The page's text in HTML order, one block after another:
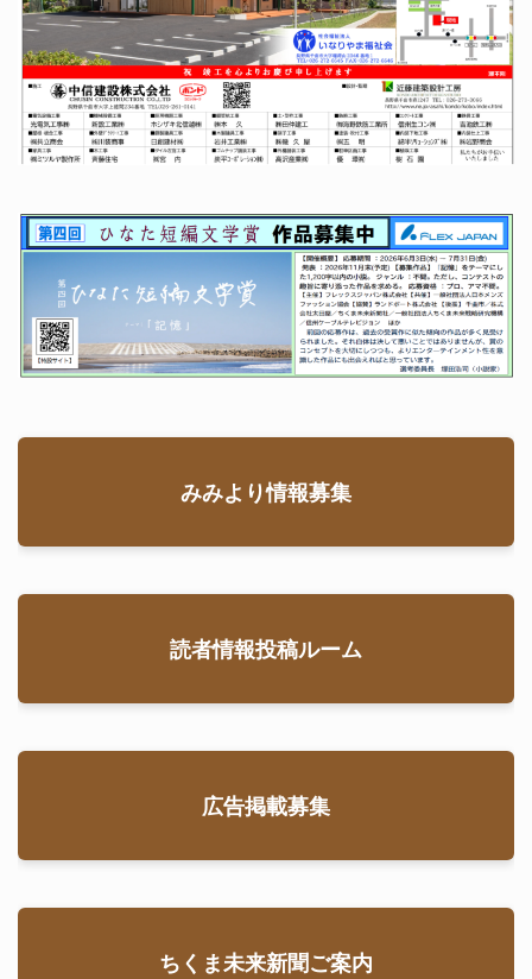
みみより情報募集
読者情報投稿ルーム
広告掲載募集
ちくま未来新聞ご案内